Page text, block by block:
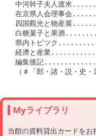
Myライブラリ
当館の資料貸出カードを